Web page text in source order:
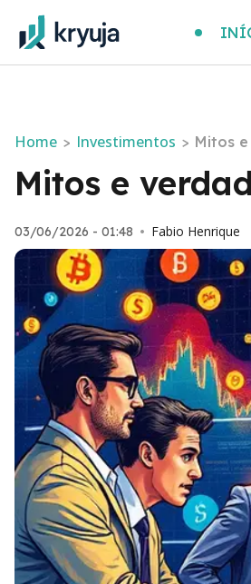
Home > Investimentos > Mitos
Mitos e
03/06/2026 - 01:48 • Fabio Henrique